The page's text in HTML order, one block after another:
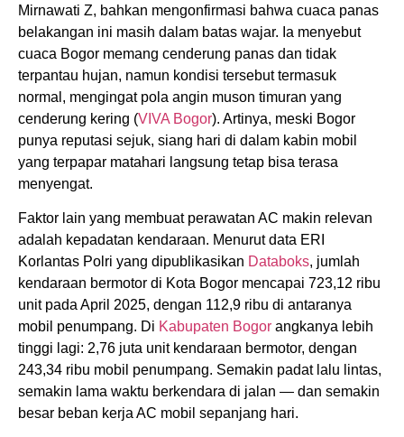
Mirnawati Z, bahkan mengonfirmasi bahwa cuaca panas
belakangan ini masih dalam batas wajar. Ia menyebut
cuaca Bogor memang cenderung panas dan tidak
terpantau hujan, namun kondisi tersebut termasuk
normal, mengingat pola angin muson timuran yang
cenderung kering (VIVA Bogor). Artinya, meski Bogor
punya reputasi sejuk, siang hari di dalam kabin mobil
yang terpapar matahari langsung tetap bisa terasa
menyengat.
Faktor lain yang membuat perawatan AC makin relevan
adalah kepadatan kendaraan. Menurut data ERI
Korlantas Polri yang dipublikasikan Databoks, jumlah
kendaraan bermotor di Kota Bogor mencapai 723,12 ribu
unit pada April 2025, dengan 112,9 ribu di antaranya
mobil penumpang. Di Kabupaten Bogor angkanya lebih
tinggi lagi: 2,76 juta unit kendaraan bermotor, dengan
243,34 ribu mobil penumpang. Semakin padat lalu lintas,
semakin lama waktu berkendara di jalan — dan semakin
besar beban kerja AC mobil sepanjang hari.